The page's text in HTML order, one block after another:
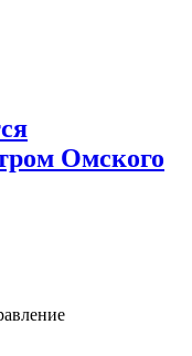
Омского